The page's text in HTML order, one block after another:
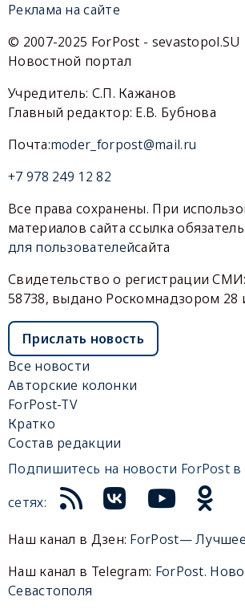
Реклама на сайте
© 2007-2025 ForPost - sevastopol.SU
Новостной портал
Учредитель: С.П. Кажанов
Главный редактор: Е.В. Бубнова
Почта:moder_forpost@mail.ru
+7 978 249 12 82
Все права сохранены. При
материалов сайта ссылка
для пользователейсайта
Свидетельство о регистрации
58738, выдано Роскомнадзором 28
Прислать новость
Все новости
Авторские колонки
ForPost-TV
Кратко
Состав редакции
Подпишитесь на новости ForPost
сетях:
Наш канал в Дзен: ForPost— Лучшее
Наш канал в Telegram: ForPost.
Севастополя